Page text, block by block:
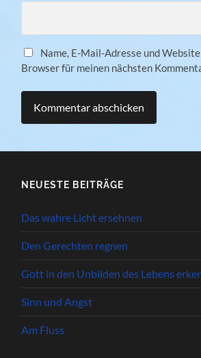
Name, E-Mail-Adresse und
Browser für meinen nächsten
NEUESTE BEITRÄGE
Das wahre Licht ersehnen
Den Gerechten regnen
Gott in den Unbilden des Lebens
Sinn und Angst
Am Fluss